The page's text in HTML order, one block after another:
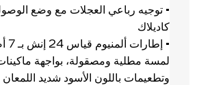
• توجيه رباعي العجلات مع وضع
كاديلاك
•
لمسة مطلية ومصقولة، بواجهة
وتطعيمات باللون الأسود شديد اللمعان